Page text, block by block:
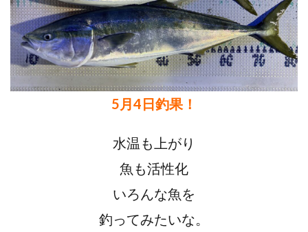
5月4日釣果！
水温も上がり
魚も活性化
いろんな魚を
釣ってみたいな。